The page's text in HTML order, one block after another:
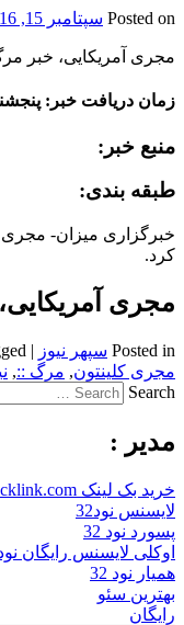
Posted on سپتامبر 15, 2016
مجری آمریکایی، خبر
زمان دریافت خبر: پنجشنبه ۲۵ شهریور ۱۳۹۵ ساعت
منبع خبر:
طبقه بندی:
کرد.
مجری
Posted in سپهر نیوز |
مجری کلینتون, مرگ ::,
Search
مدیر :
خرید بک لینک behtarinbacklink.com
لایسنس نود32
پسورد نود 32
اوکلی لایسنس رایگان نود
همیار نود 32
بهترین سئو
رایگان